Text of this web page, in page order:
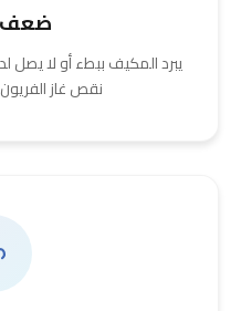
ضعف
يبرد المكيف ببطء أو لا يصل
نقص غاز